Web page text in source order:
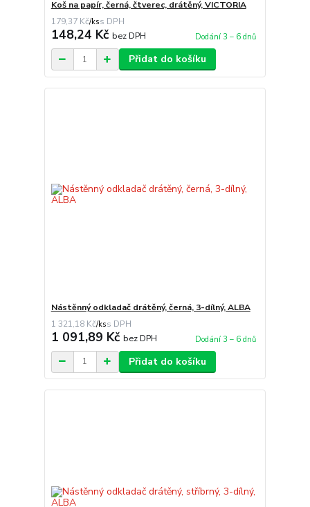
Koš na papír, černá, čtverec, drátěný, VICTORIA
179,37 Kč/ks
148,24 Kč bez DPH Dodání 3 – 6 dnů
Přidat do košíku
Nástěnný odkladač drátěný, černá, 3-dílný, ALBA
1 321,18 Kč/ks
1 091,89 Kč bez DPH Dodání 3 – 6 dnů
Přidat do košíku